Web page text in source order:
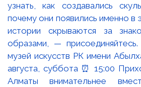
узнать, как создавались
почему они появились именно в
истории скрываются за
образами, —
музей искусств РК имени
августа, суббота ⏰ 15:00
Алматы внимательнее